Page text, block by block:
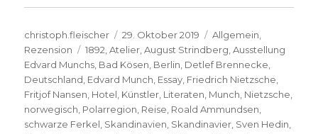
Autor
christoph.fleischer
Veröffentlicht
am
29. Oktober 2019 Kategorien
Allgemein
Rezension
Schlagwörter
1892 ,Atelier ,August Strindberg ,Ausstellung
Edvard Munchs Bad Kösen Berlin Detlef Brennecke
Deutschland Edvard Munch Essay Friedrich Nietzsche
Fritjof Nansen Hotel Künstler Literaten Munch Nietzsche
norwegisch Polarregion Reise Roald Ammundsen
schwarze Ferkel Skandinavien Skandinavier Sven Hedin